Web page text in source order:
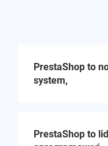
PrestaShop to
system,
PrestaShop to